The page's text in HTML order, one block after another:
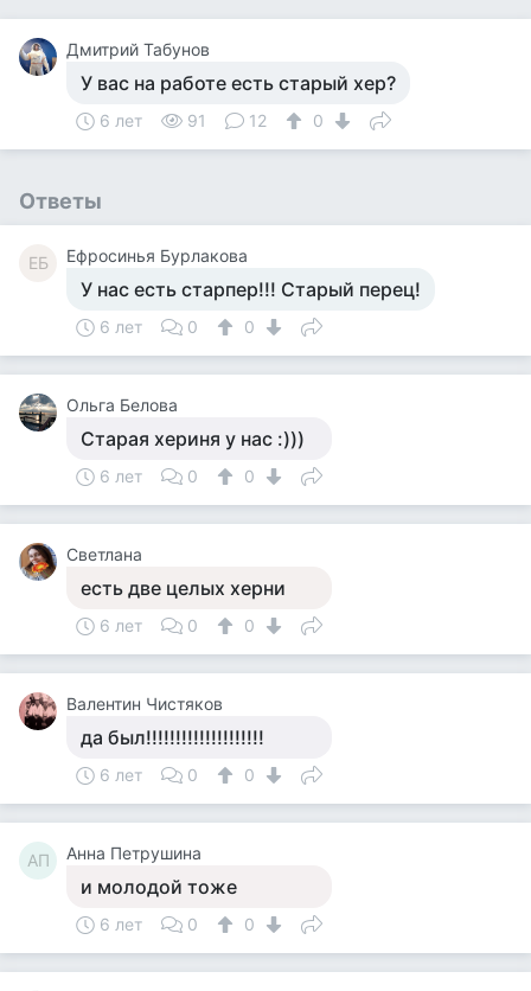
Дмитрий Табунов
У вас на работе есть старый хер?
6 лет 91 12 0
Ответы
ЕБ Ефросинья Бурлакова
У нас есть старпер!!! Старый перец!
6 лет 0 0
Ольга Белова
Старая хериня у нас :)))
6 лет 0 0
Светлана
есть две целых херни
6 лет 0 0
Валентин Чистяков
да был!!!!!!!!!!!!!!!!!!!!
6 лет 0 0
АП Анна Петрушина
и молодой тоже
6 лет 0 0